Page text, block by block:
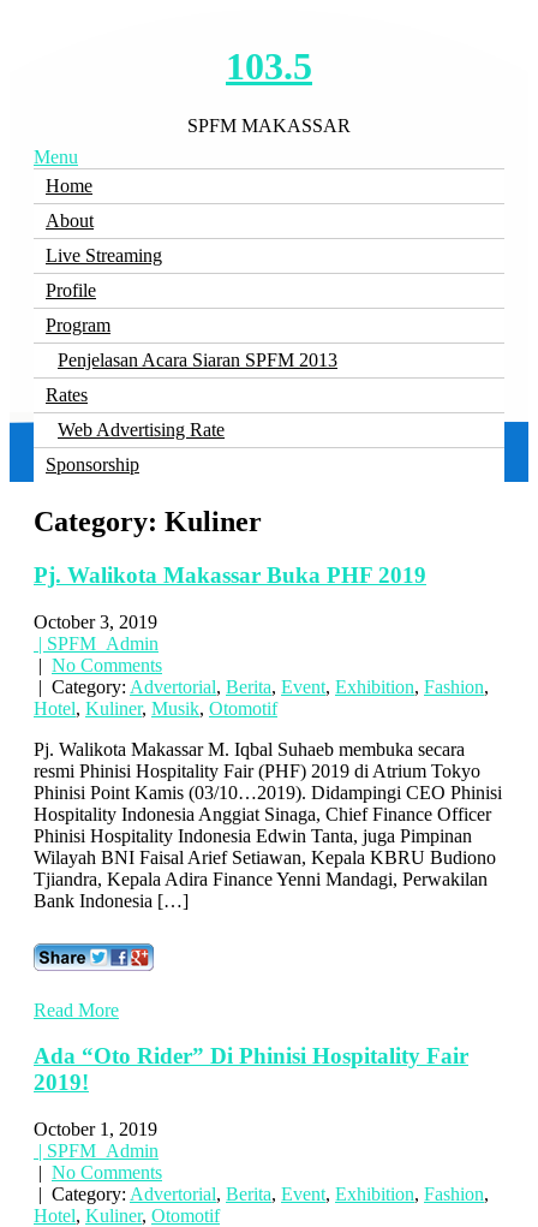
103.5
SPFM MAKASSAR
Menu
Home
About
Live Streaming
Profile
Program
Penjelasan Acara Siaran SPFM 2013
Rates
Web Advertising Rate
Sponsorship
Category: Kuliner
Pj. Walikota Makassar Buka PHF 2019
October 3, 2019
| SPFM_Admin
| No Comments
| Category: Advertorial, Berita, Event, Exhibition, Fashion,
Hotel, Kuliner, Musik, Otomotif
Pj. Walikota Makassar M. Iqbal Suhaeb membuka secara
resmi Phinisi Hospitality Fair (PHF) 2019 di Atrium Tokyo
Phinisi Point Kamis (03/10…2019). Didampingi CEO Phinisi
Hospitality Indonesia Anggiat Sinaga, Chief Finance Officer
Phinisi Hospitality Indonesia Edwin Tanta, juga Pimpinan
Wilayah BNI Faisal Arief Setiawan, Kepala KBRU Budiono
Tjiandra, Kepala Adira Finance Yenni Mandagi, Perwakilan
Bank Indonesia […]
Read More
Ada “Oto Rider” Di Phinisi Hospitality Fair
2019!
October 1, 2019
| SPFM_Admin
| No Comments
| Category: Advertorial, Berita, Event, Exhibition, Fashion,
Hotel, Kuliner, Otomotif